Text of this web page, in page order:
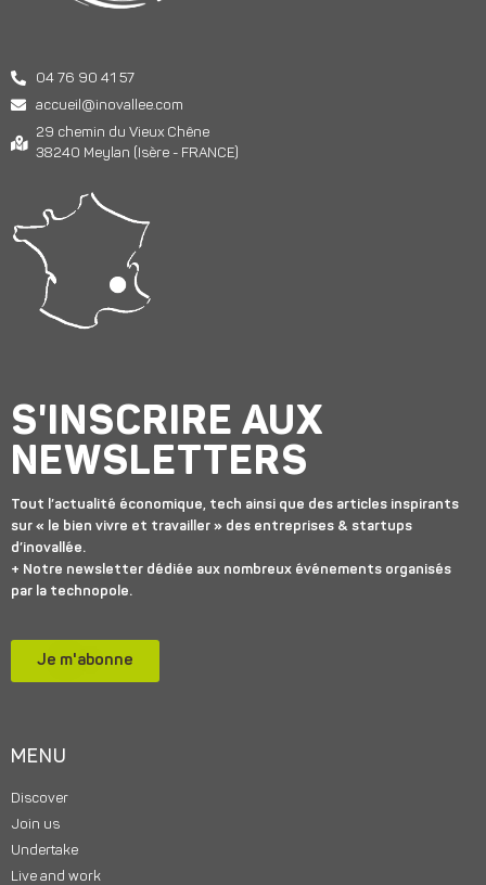
04 76 90 41 57
accueil@inovallee.com
29 chemin du Vieux Chêne
38240 Meylan (Isère - FRANCE)
S'INSCRIRE AUX
NEWSLETTERS
Tout l’actualité économique, tech ainsi que des articles inspirants
sur « le bien vivre et travailler » des entreprises & startups
d’inovallée.
+ Notre newsletter dédiée aux nombreux événements organisés
par la technopole.
Je m'abonne
MENU
Discover
Join us
Undertake
Live and work